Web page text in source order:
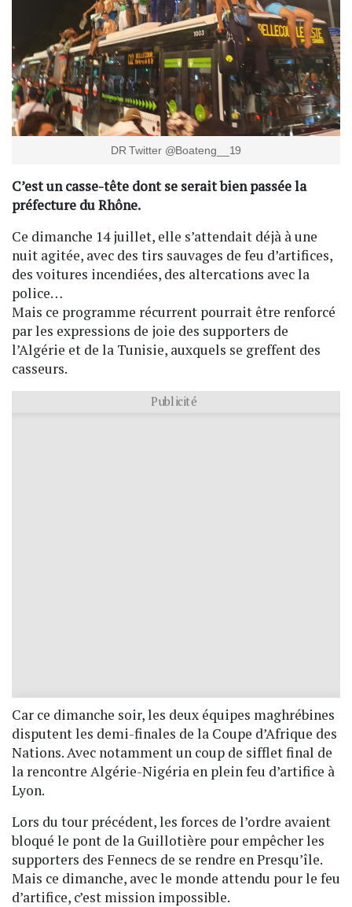
DR Twitter @Boateng__19
C’est un casse-tête dont se serait bien passée la
préfecture du Rhône.
Ce dimanche 14 juillet, elle s’attendait déjà à une
nuit agitée, avec des tirs sauvages de feu d’artifices,
des voitures incendiées, des altercations avec la
police…
Mais ce programme récurrent pourrait être renforcé
par les expressions de joie des supporters de
l’Algérie et de la Tunisie, auxquels se greffent des
casseurs.
Publicité
Car ce dimanche soir, les deux équipes maghrébines
disputent les demi-finales de la Coupe d’Afrique des
Nations. Avec notamment un coup de sifflet final de
la rencontre Algérie-Nigéria en plein feu d’artifice à
Lyon.
Lors du tour précédent, les forces de l’ordre avaient
bloqué le pont de la Guillotière pour empêcher les
supporters des Fennecs de se rendre en Presqu’île.
Mais ce dimanche, avec le monde attendu pour le feu
d’artifice, c’est mission impossible.